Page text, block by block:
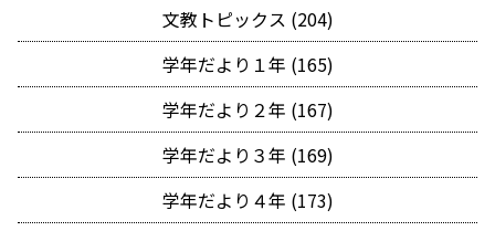
文教トピックス (204)
学年だより１年 (165)
学年だより２年 (167)
学年だより３年 (169)
学年だより４年 (173)